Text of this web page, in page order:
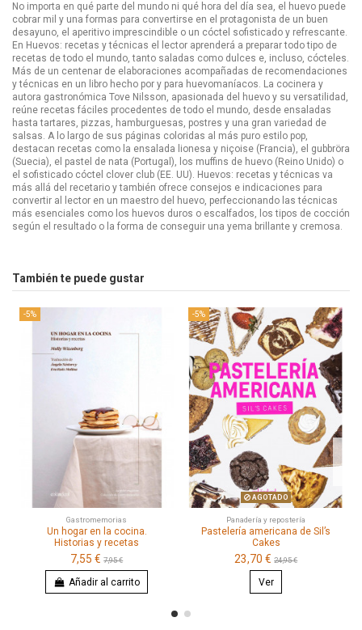
No importa en qué parte del mundo ni qué hora del día sea, el huevo puede
cobrar mil y una formas para convertirse en el protagonista de un buen
desayuno, el aperitivo imprescindible o un cóctel sofisticado y refrescante.
En Huevos: recetas y técnicas el lector aprenderá a preparar todo tipo de
recetas de todo el mundo, tanto saladas como dulces e, incluso, cócteles.
Más de un centenar de elaboraciones acompañadas de recomendaciones
y técnicas en un libro hecho por y para huevomaníacos. La cocinera y
autora gastronómica Tove Nilsson, apasionada del huevo y su versatilidad,
reúne recetas fáciles procedentes de todo el mundo, desde ensaladas
hasta tartares, pizzas, hamburguesas, postres y una gran variedad de
salsas. A lo largo de sus páginas coloridas al más puro estilo pop,
destacan recetas como la ensalada lionesa y niçoise (Francia), el gubbröra
(Suecia), el pastel de nata (Portugal), los muffins de huevo (Reino Unido) o
el sofisticado cóctel clover club (EE. UU). Huevos: recetas y técnicas va
más allá del recetario y también ofrece consejos e indicaciones para
convertir al lector en un maestro del huevo, perfeccionando las técnicas
más esenciales como los huevos duros o escalfados, los tipos de cocción
según el resultado o la forma de conseguir una yema brillante y cremosa.
También te puede gustar
-5%
Gastromemorias
Un hogar en la cocina.
Historias y recetas
7,55 €7,95 €
Añadir al carrito
-5%
AGOTADO
Panadería y repostería
Pastelería americana de Sil’s
Cakes
23,70 €24,95 €
Ver